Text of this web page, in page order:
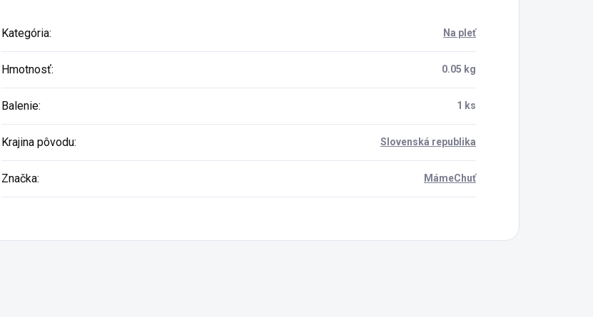
Kategória: Na pleť
Hmotnosť: 0.05 kg
Balenie: 1 ks
Krajina pôvodu: Slovenská republika
Značka: MámeChuť